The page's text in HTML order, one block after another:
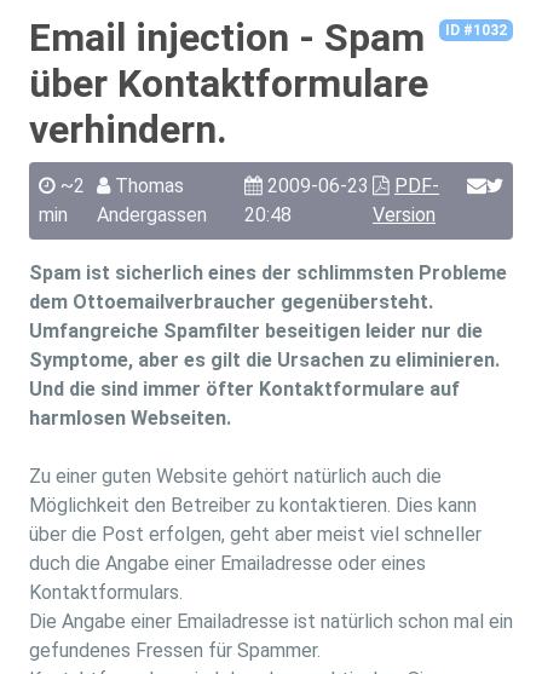
ID #1032
Email injection - Spam
über Kontaktformulare
verhindern.
~2
min
Thomas
Andergassen
2009-06-23
20:48
PDF-
Version
Spam ist sicherlich eines der schlimmsten Probleme
dem Ottoemailverbraucher gegenübersteht.
Umfangreiche Spamfilter beseitigen leider nur die
Symptome, aber es gilt die Ursachen zu eliminieren.
Und die sind immer öfter Kontaktformulare auf
harmlosen Webseiten.
Zu einer guten Website gehört natürlich auch die
Möglichkeit den Betreiber zu kontaktieren. Dies kann
über die Post erfolgen, geht aber meist viel schneller
duch die Angabe einer Emailadresse oder eines
Kontaktformulars.
Die Angabe einer Emailadresse ist natürlich schon mal ein
gefundenes Fressen für Spammer.